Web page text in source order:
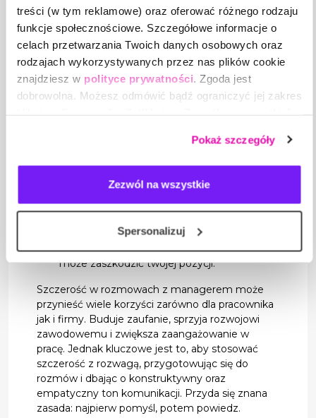
treści (w tym reklamowe) oraz oferować różnego rodzaju
funkcje społecznościowe. Szczegółowe informacje o
celach przetwarzania Twoich danych osobowych oraz
rodzajach wykorzystywanych przez nas plików cookie
znajdziesz w polityce prywatności . Zgoda jest
dobrowolna. Możesz odmówić bądź ograniczyć jej zakres
a także na przetwarzanie Twoich danych osobowych.
Pokaż szczegóły
Zezwól na wszystkie
Spersonalizuj
szczerym, a kiedy zachować dystans?
Szczerość jest cenna, ale jej stosowanie wymaga
odpowiedniej strategii. Jak efektywnie
komunikować się z managerem?
Przygotowanie: Zawsze przygotuj się do
Konstruktywność: Skup się na rozwiązaniach,
Empatia: Pamiętaj o perspektywie drugiej
strony – staraj się zrozumieć punkt widzenia
Managera.
Transparentność: Bądź otwarty, ale z
umiarem – nie zdradzaj wszystkiego, co
może zaszkodzić twojej pozycji.
Szczerość w rozmowach z managerem może
przynieść wiele korzyści zarówno dla pracownika
jak i firmy. Buduje zaufanie, sprzyja rozwojowi
zawodowemu i zwiększa zaangażowanie w
pracę. Jednak kluczowe jest to, aby stosować
szczerość z rozwagą, przygotowując się do
rozmów i dbając o konstruktywny oraz
empatyczny ton komunikacji. Przyda się znana
zasada: najpierw pomyśl, potem powiedz.